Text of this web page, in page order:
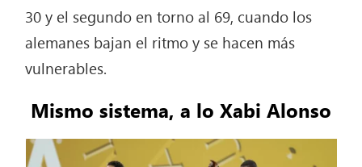
30 y el segundo en torno al 69, cuando los
alemanes bajan el ritmo y se hacen más
vulnerables.
Mismo sistema, a lo Xabi Alonso